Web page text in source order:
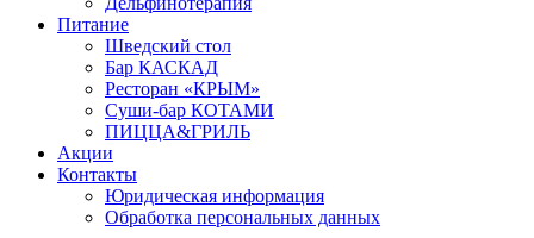
Питание
Шведский стол
Бар КАСКАД
Ресторан «КРЫМ»
Суши-бар КОТАМИ
ПИЦЦА&ГРИЛЬ
Акции
Контакты
Юридическая информация
Обработка персональных данных